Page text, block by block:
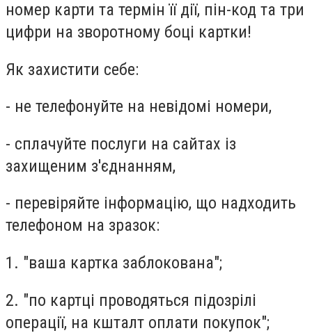
номер карти та термін її дії, пін-код та три
цифри на зворотному боці картки!
Як захистити себе:
- не телефонуйте на невідомі номери,
- сплачуйте послуги на сайтах із
захищеним з'єднанням,
- перевіряйте інформацію, що надходить
телефоном на зразок:
1. "ваша картка заблокована";
2. "по картці проводяться підозрілі
операції, на кшталт оплати покупок";